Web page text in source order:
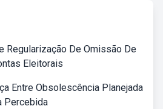
Regularização De Omissão De
Eleitorais
Entre Obsolescência Planejada
Percebida